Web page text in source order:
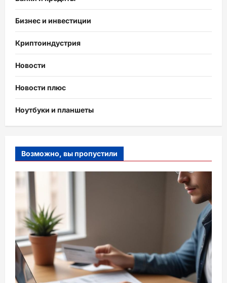
Бизнес и инвестиции
Криптоиндустрия
Новости
Новости плюс
Ноутбуки и планшеты
Возможно, вы пропустили